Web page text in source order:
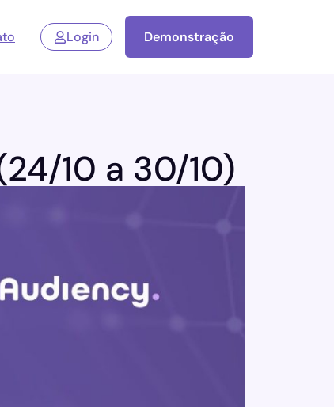
Login Demonstração
10 a 30/10)